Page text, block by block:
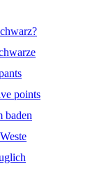
points
baden